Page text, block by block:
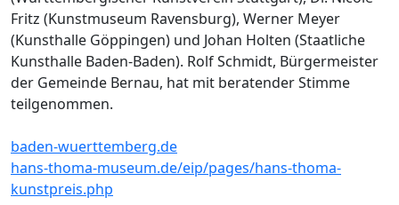
Fritz (Kunstmuseum Ravensburg), Werner Meyer
(Kunsthalle Göppingen) und Johan Holten (Staatliche
Kunsthalle Baden-Baden). Rolf Schmidt, Bürgermeister
der Gemeinde Bernau, hat mit beratender Stimme
teilgenommen.
baden-wuerttemberg.de
hans-thoma-museum.de/eip/pages/hans-thoma-
kunstpreis.php